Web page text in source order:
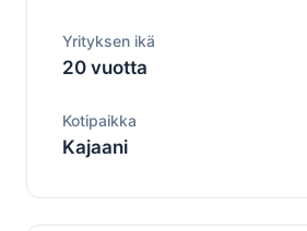
Yrityksen ikä
20 vuotta
Kotipaikka
Kajaani